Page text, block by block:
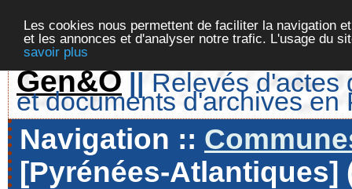
Les cookies nous permettent de faciliter la navigation
et les annonces et d'analyser notre trafic. L'usage du
savoir plus
Gen&O || Relevés d'actes
et documents d'archives en
Navigation ::
[Pyrénées-Atlantiques]